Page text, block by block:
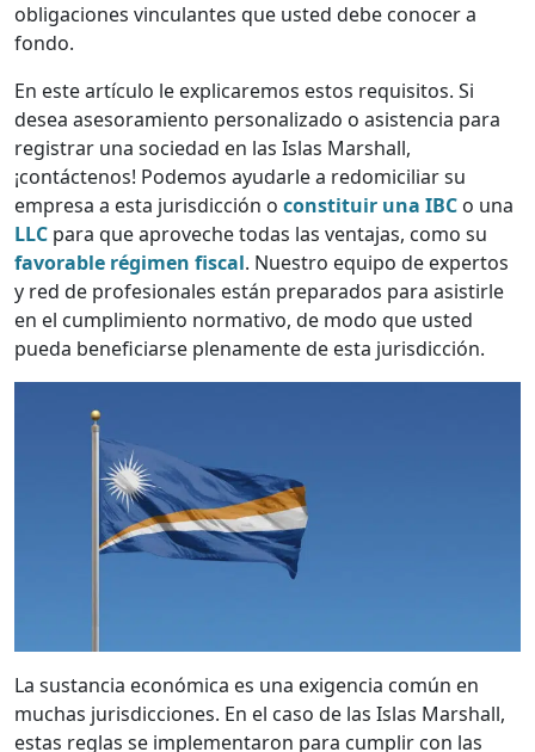
obligaciones vinculantes que usted debe conocer a
fondo.
En este artículo le explicaremos estos requisitos. Si
desea asesoramiento personalizado o asistencia para
registrar una sociedad en las Islas Marshall,
¡contáctenos! Podemos ayudarle a redomiciliar su
empresa a esta jurisdicción o constituir una IBC o una
LLC para que aproveche todas las ventajas, como su
favorable régimen fiscal. Nuestro equipo de expertos
y red de profesionales están preparados para asistirle
en el cumplimiento normativo, de modo que usted
pueda beneficiarse plenamente de esta jurisdicción.
La sustancia económica es una exigencia común en
muchas jurisdicciones. En el caso de las Islas Marshall,
estas reglas se implementaron para cumplir con las